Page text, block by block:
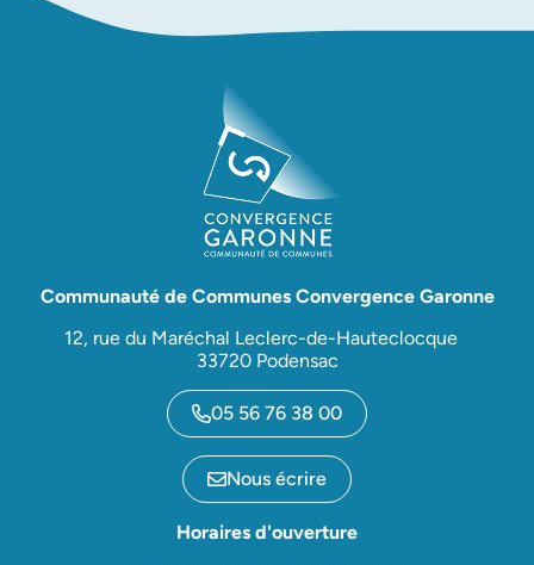
Communauté de Communes Convergence Garonne
12, rue du Maréchal Leclerc-de-Hauteclocque
33720 Podensac
05 56 76 38 00
Nous écrire
Horaires d'ouverture